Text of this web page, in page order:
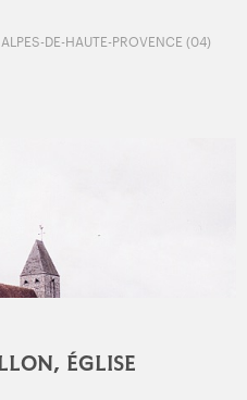
DE-HAUTE-PROVENCE (04)
ÉGLISE